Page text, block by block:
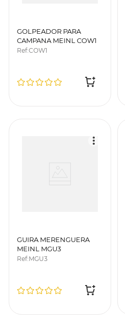
GOLPEADOR PARA
CAMPANA MEINL COW1
Ref:COW1
GUIRA MERENGUERA
MEINL MGU3
Ref:MGU3